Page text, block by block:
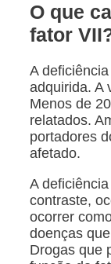
O que
fator
A
adquirida. A
Menos de
relatados.
portadores
afetado.
A
contraste,
ocorrer
doenças
Drogas que